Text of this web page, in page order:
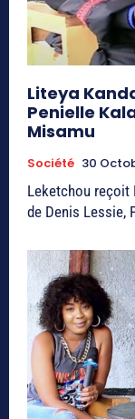
Liteya
Penielle
Misamu
Société 30
Leketchou reçoit
de Denis Lessie,